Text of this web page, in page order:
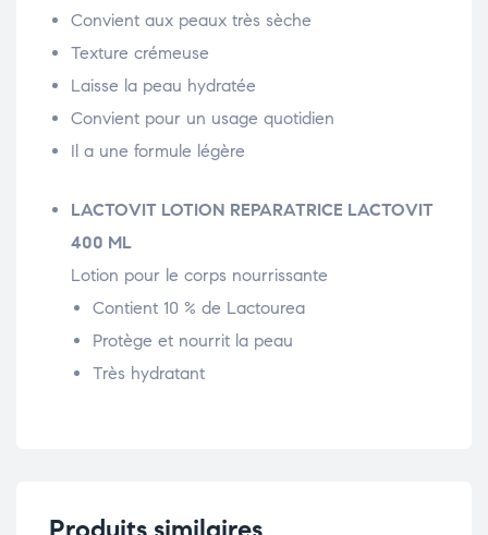
Convient aux peaux très sèche
Texture crémeuse
Laisse la peau hydratée
Convient pour un usage quotidien
Il a une formule légère
LACTOVIT LOTION REPARATRICE LACTOVIT
400 ML
Lotion pour le corps nourrissante
Contient 10 % de Lactourea
Protège et nourrit la peau
Très hydratant